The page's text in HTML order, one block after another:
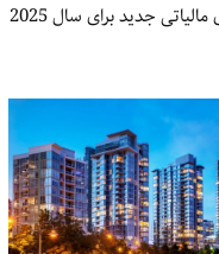
جدید برای سال 2025